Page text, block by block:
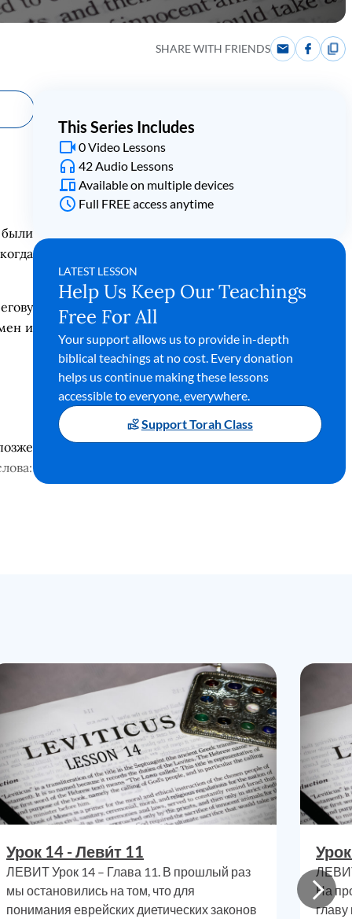
SHARE WITH FRIENDS
были
и
:
,
и
с
This Series Includes
0 Video Lessons
42 Audio Lessons
Available on multiple devices
Full FREE access anytime
LATEST LESSON
Help Us Keep Our Teachings
Free For All
Your support allows us to provide in-depth
biblical teachings at no cost. Every donation
helps us continue making these lessons
accessible to everyone, everywhere.
Support Torah Class
Урок 14 - Леви́т 11
ЛЕВИТ Урок 14 – Глава 11. В прошлый раз
мы остановились на том, что для
понимания еврейских диетических законов
На